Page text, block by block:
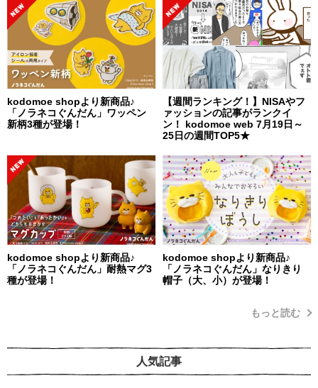
kodomoe shopより新商品♪
「ノラネコぐんだん」ワッペン
新柄3種が登場！
【週間ランキング！】NISAやフ
ァッションの記事がランクイ
ン！ kodomoe web 7月19日～
25日の週間TOP5★
kodomoe shopより新商品♪
「ノラネコぐんだん」耐熱マグ3
種が登場！
kodomoe shopより新商品♪
「ノラネコぐんだん」なりきり
帽子（大、小）が登場！
もっと読む
人気記事